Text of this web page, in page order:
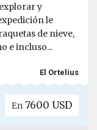
y
le
de nieve,
e incluso...
El Ortelius
En 7600 USD